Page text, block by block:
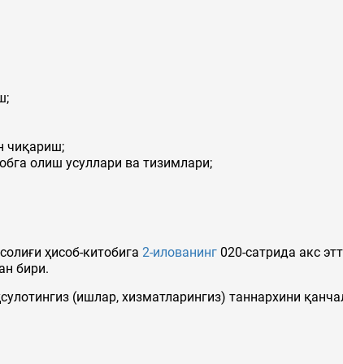
чиқариш;
олиш усуллари ва тизимлари;
ҳисоб-китобига 2-илованинг 020-сатрида акс
бири.
(ишлар, хизматларингиз) таннархини